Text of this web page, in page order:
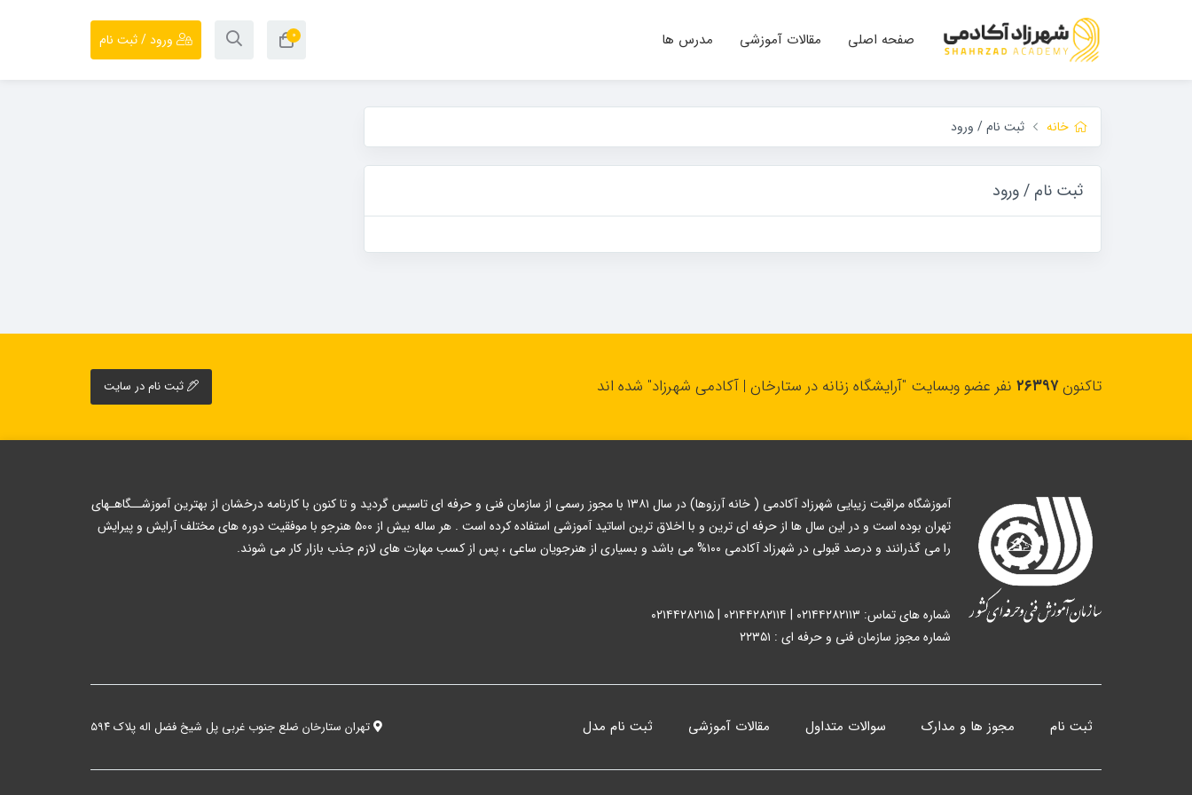
صفحه اصلی مقالات آموزشی مدرس ها ورود / ثبت نام ۰
خانه ثبت نام / ورود
ثبت نام / ورود
تاکنون۲۶۳۹۷ نفر عضو وبسایت "آرایشگاه زنانه در ستارخان | آکادمی شهرزاد" شده اند ثبت نام در سایت
آموزشگاه مراقبت زیبایی شهرزاد آکادمی ( خانه آرزوها) در سال ۱۳۸۱ با مجوز رسمی از سازمان فنی و حرفه ای تاسیس گردید و تا کنون با کارنامه درخشان از بهترین آموزشــگاهـهای
تهران بوده است و در این سال ها از حرفه ای ترین و با اخلاق ترین اساتید آموزشی استفاده کرده است . هر ساله بیش از ۵۰۰ هنرجو با موفقیت دوره های مختلف آرایش و پیرایش
را می گذرانند و درصد قبولی در شهرزاد آکادمی ۱۰۰% می باشد و بسیاری از هنرجویان ساعی ، پس از کسب مهارت های لازم جذب بازار کار می شوند.
شماره های تماس: ۰۲۱۴۴۲۸۲۱۱۳ | ۰۲۱۴۴۲۸۲۱۱۴ | ۰۲۱۴۴۲۸۲۱۱۵
شماره مجوز سازمان فنی و حرفه ای : ۲۲۳۵۱
ثبت نام مجوز ها و مدارک سوالات متداول مقالات آموزشی ثبت نام مدل تهران ستارخان ضلع جنوب غربی پل شیخ فضل اله پلاک ۵۹۴